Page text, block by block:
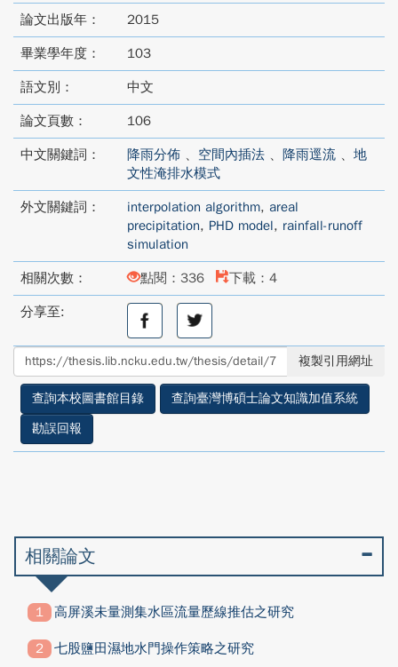
論文出版年： 2015
畢業學年度： 103
語文別： 中文
論文頁數： 106
中文關鍵詞： 降雨分佈 、 空間內插法 、 降雨逕流 、 地
文性淹排水模式
外文關鍵詞： interpolation algorithm, areal
precipitation, PHD model, rainfall-runoff
simulation
相關次數： 點閱：336 下載：4
分享至:
分
至
facebook
分
享
至
twitter
複製引用網址
查詢本校圖書館目錄
查詢臺灣博碩士論文知識加值系統
勘誤回報
相關論文
高屏溪未量測集水區流量歷線推估之研究
七股鹽田濕地水門操作策略之研究